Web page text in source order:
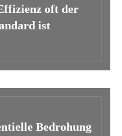
oft der
ist
Bedrohung